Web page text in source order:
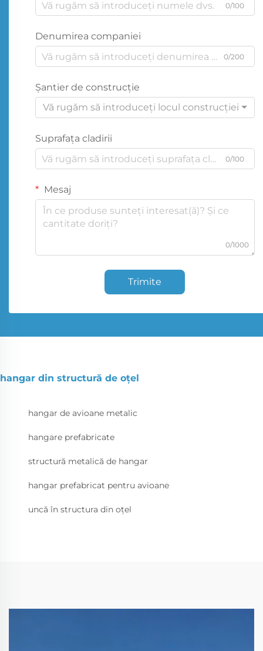
0/100
Denumirea companiei
0/200
Şantier de construcţie
Vă rugăm să introduceți locul construcției
Suprafața cladirii
0/100
Mesaj
0/1000
Trimite
hangar din structură de oțel
hangar de avioane metalic
hangare prefabricate
structură metalică de hangar
hangar prefabricat pentru avioane
uncă în structura din oțel